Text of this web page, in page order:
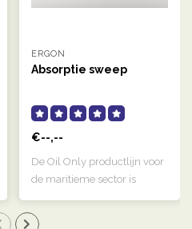
ERGON
Absorptie sweep
€--,--
De Oil Only productlijn voor
de maritieme sector is